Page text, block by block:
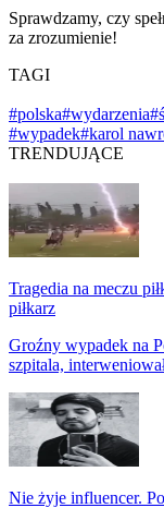
Sprawdzamy, czy
za zrozumienie!
TAGI
#polska#wydarzenia
#wypadek#karol
TRENDUJĄCE
Tragedia na meczu
piłkarz
Groźny wypadek na
szpitala,
Nie żyje influencer.